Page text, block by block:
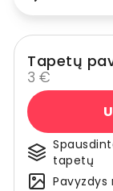
Tapetų
3 €
tapetų